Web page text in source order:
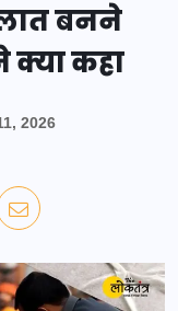
बनने
क्या कहा
2026